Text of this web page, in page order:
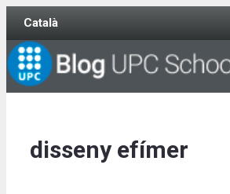
Skip
content
Català
disseny efímer